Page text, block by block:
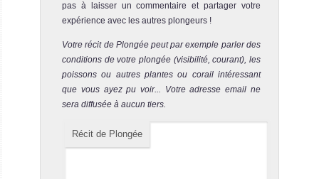
Nautilus Explorer
Le Nautilus Explorer est un bateau de cr
Nautilus Explorer Avis sur le Bateau de Croisière Plongée
pas à laisser un commentaire et partager votre
expérience avec les autres plongeurs !
Votre récit de Plongée peut par exemple parler des
conditions de votre plongée (visibilité, courant), les
poissons ou autres plantes ou corail intéressant
que vous ayez pu voir... Votre adresse email ne
sera diffusée à aucun tiers.
Récit de Plongée